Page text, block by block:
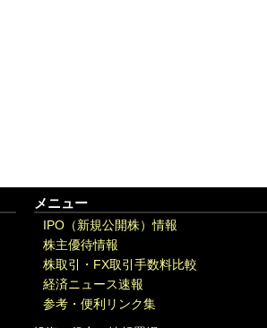
メニュー
IPO（新規公開株）情報
株主優待情報
株取引・FX取引手数料比較
経済ニュース速報
参考・便利リンク集